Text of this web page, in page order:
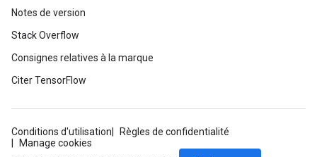
Notes de version
Stack Overflow
Consignes relatives à la marque
Citer TensorFlow
Conditions d'utilisation
Règles de confidentialité
Manage cookies